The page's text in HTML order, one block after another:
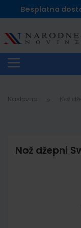
Besplatna
Naslovna
Nož džepni